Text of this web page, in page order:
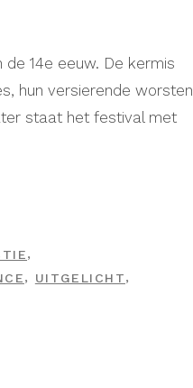
14e eeuw. De kermis
hun versierende worsten
staat het festival met
,
, UITGELICHT,